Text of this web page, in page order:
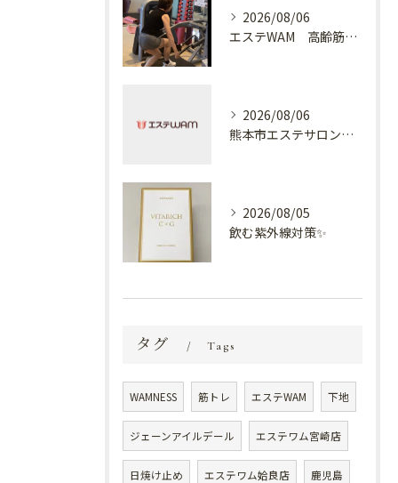
2026/08/06
エステWAM 高齢筋トレ
2026/08/06
熊本市エステサロン プラスでケア✨
2026/08/05
飲む紫外線対策✨
タグ Tags
WAMNESS 筋トレ エステWAM 下地
ジェーンアイルデール エステワム宮崎店
日焼け止め エステワム姶良店 鹿児島